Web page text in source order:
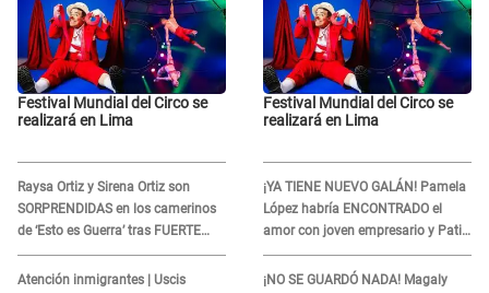
Festival Mundial del Circo se
realizará en Lima
Raysa Ortiz y Sirena Ortiz son
SORPRENDIDAS en los camerinos
de ‘Esto es Guerra’ tras FUERTE
ENFRENTAMIENTO con Gabriel
Moisés: “Gracias”
Atención inmigrantes | Uscis
Festival Mundial del Circo se
realizará en Lima
¡YA TIENE NUEVO GALÁN! Pamela
López habría ENCONTRADO el
amor con joven empresario y Pati
Lorena la ECHA en VIVO
¡NO SE GUARDÓ NADA! Magaly